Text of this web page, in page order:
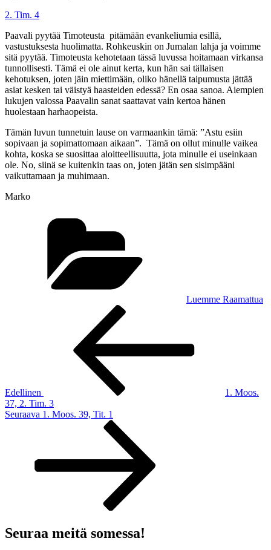
2. Tim. 4
Paavali pyytää Timoteusta pitämään evankeliumia esillä,
vastustuksesta huolimatta. Rohkeuskin on Jumalan lahja ja voimme
sitä pyytää. Timoteusta kehotetaan tässä luvussa hoitamaan virkansa
tunnollisesti. Tämä ei ole ainut kerta, kun hän sai tällaisen
kehotuksen, joten jäin miettimään, oliko hänellä taipumusta jättää
asiat kesken tai väistyä haasteiden edessä? En osaa sanoa. Aiempien
lukujen valossa Paavalin sanat saattavat vain kertoa hänen
huolestaan harhaopeista.
Tämän luvun tunnetuin lause on varmaankin tämä: ”Astu esiin
sopivaan ja sopimattomaan aikaan”. Tämä on ollut minulle vaikea
kohta, koska se suosittaa aloitteellisuutta, jota minulle ei useinkaan
ole. No, siinä se kuitenkin taas on, joten jätän sen sisimpääni
vaikuttamaan ja muhimaan.
Marko
Luemme Raamattua
Edellinen
1. Moos.
37, 2. Tim. 3
Seuraava
Seuraava 1. Moos. 39, Tit. 1
Seuraa meitä somessa!